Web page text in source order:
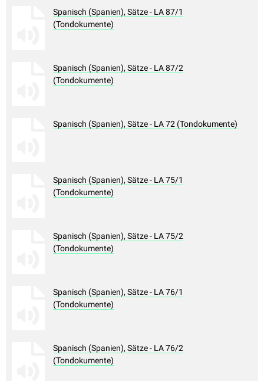
Spanisch (Spanien), Sätze - LA 87/1
(Tondokumente)
Spanisch (Spanien), Sätze - LA 87/2
(Tondokumente)
Spanisch (Spanien), Sätze - LA 72 (Tondokumente)
Spanisch (Spanien), Sätze - LA 75/1
(Tondokumente)
Spanisch (Spanien), Sätze - LA 75/2
(Tondokumente)
Spanisch (Spanien), Sätze - LA 76/1
(Tondokumente)
Spanisch (Spanien), Sätze - LA 76/2
(Tondokumente)